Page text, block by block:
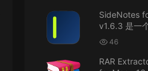
来源： AppleIGC.kext v1.8 黑苹果
u9121732520675862 • 2026-
可以重新发送夸克的资源吗，
SideNotes
v1.6.3 是一
笔记软件
46
RAR